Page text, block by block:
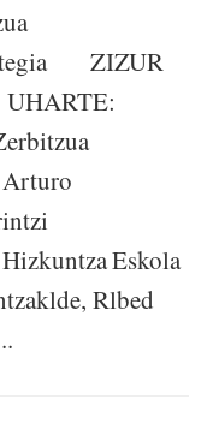
ZIZUR
Eskola
Rlbed